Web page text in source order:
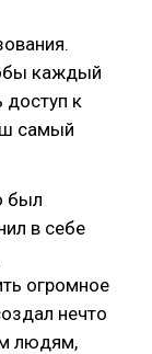
каждый
доступ к
самый
был
в себе
огромное
нечто
людям,